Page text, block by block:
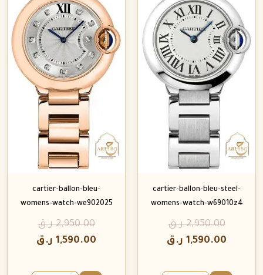
cartier-ballon-bleu-steel-
womens-watch-w69010z4
2,950.00 ر.ق
1,590.00 ر.ق
cartier-ballon-bleu-
womens-watch-we902025
2,950.00 ر.ق
1,590.00 ر.ق